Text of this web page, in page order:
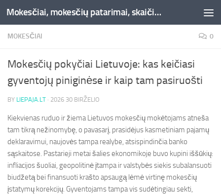
Skip to content Mokesčiai, mokesčių patarimai, skaičiuoklės, straipsniai -Liepaja.lt
MOKESČIAI 0
Mokesčių pokyčiai Lietuvoje: kas keičiasi
gyventojų piniginėse ir kaip tam pasiruošti
BY LIEPAJA.LT · 2026 30 BIRŽELIO
Kiekvienas ruduo ir žiema Lietuvos mokesčių mokėtojams atneša
tam tikrą nežinomybę, o pavasarį, prasidėjus kasmetiniam pajamų
deklaravimui, naujovės tampa realybe, atsispindinčia banko
sąskaitose. Pastarieji metai šalies ekonomikoje buvo kupini iššūkių:
infliacijos šuoliai, geopolitinė įtampa ir valstybės siekis subalansuoti
biudžetą bei finansuoti krašto apsaugą lėmė virtinę mokesčių
įstatymų korekcijų. Gyventojams tampa vis sudėtingiau sekti,